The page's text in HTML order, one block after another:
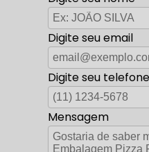
Digite seu email
Digite seu telefone
Mensagem